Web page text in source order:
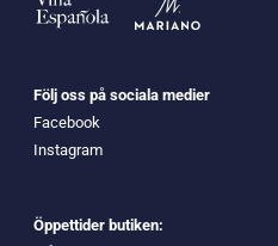
Följ oss på sociala medier
Facebook
Instagram
Öppettider butiken: